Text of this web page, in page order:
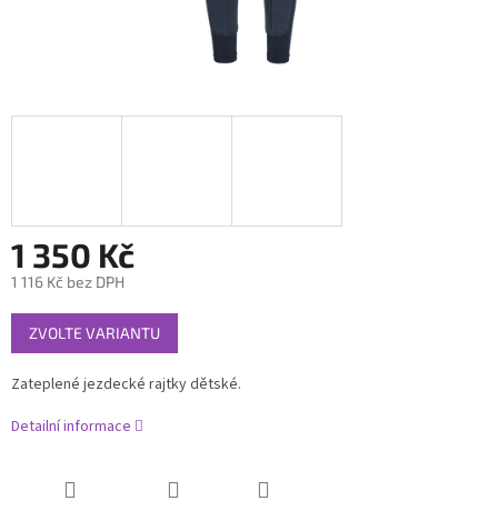
1 350 Kč
1 116 Kč bez DPH
Měrná
cena:
ZVOLTE VARIANTU
Zateplené jezdecké rajtky dětské.
Detailní informace